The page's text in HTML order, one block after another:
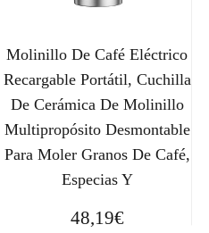
Molinillo De Café Eléctrico
Recargable Portátil, Cuchilla
De Cerámica De Molinillo
Multipropósito Desmontable
Para Moler Granos De Café,
Especias Y
48,19€